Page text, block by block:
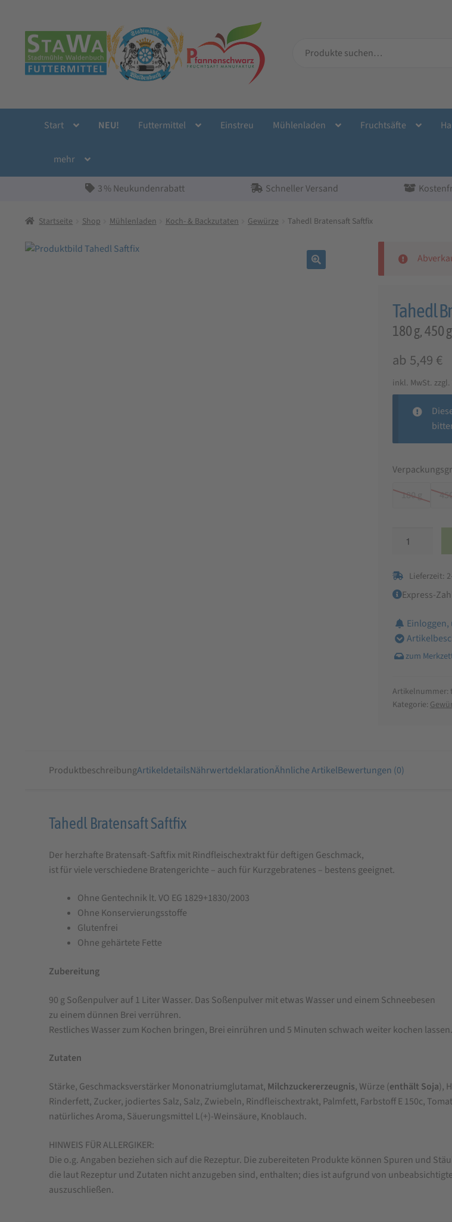
Navigation
springen
Inhalt
springen
nach:
Start NEU! Futtermittel Einstreu Mühlenladen Fruchtsäfte
mehr
3 % Neukundenrabatt Schneller Versand
Startseite Shop Mühlenladen Koch- & Backzutaten Gewürze Tahedl Bratensaft Saftfix
Tahedl
180 g, 450
ab 5,49 €
inkl. MwSt. zzgl.
180 g
Bratensaft
MengeLieferzeit:
Express-
Artikelnummer:
Kategorie:
ProduktbeschreibungArtikeldetailsNährwertdeklarationÄhnliche ArtikelBewertungen (0)
Produktbeschreibung
Tahedl
Bratensaft
Saftfix
Tahedl Bratensaft Saftfix
Der herzhafte Bratensaft-Saftfix mit Rindfleischextrakt für deftigen Geschmack,
ist für viele verschiedene Bratengerichte – auch für Kurzgebratenes – bestens geeignet.
Ohne Gentechnik lt. VO EG 1829+1830/2003
Ohne Konservierungsstoffe
Glutenfrei
Ohne gehärtete Fette
Zubereitung
90 g Soßenpulver auf 1 Liter Wasser. Das Soßenpulver mit etwas Wasser und einem Schneebesen
zu einem dünnen Brei verrühren.
Restliches Wasser zum Kochen bringen, Brei einrühren und 5 Minuten schwach weiter kochen lassen.
Zutaten
Stärke, Geschmacksverstärker Mononatriumglutamat, Milchzuckererzeugnis, Würze (enthält Soja),
Rinderfett, Zucker, jodiertes Salz, Salz, Zwiebeln, Rindfleischextrakt, Palmfett, Farbstoff E 150c,
natürliches Aroma, Säuerungsmittel L(+)-Weinsäure, Knoblauch.
HINWEIS FÜR ALLERGIKER:
Die o.g. Angaben beziehen sich auf die Rezeptur. Die zubereiteten Produkte können Spuren und
die laut Rezeptur und Zutaten nicht anzugeben sind, enthalten; dies ist aufgrund von
auszuschließen.